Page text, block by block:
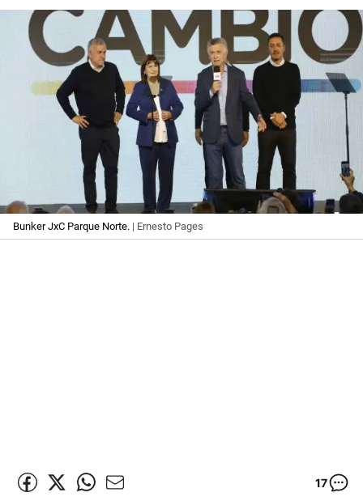
Bunker JxC Parque Norte. | Ernesto Pages
17